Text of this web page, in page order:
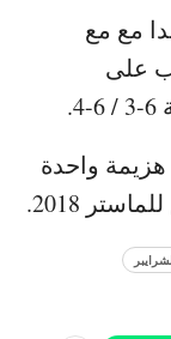
مع مع
على
واحدة
2018.